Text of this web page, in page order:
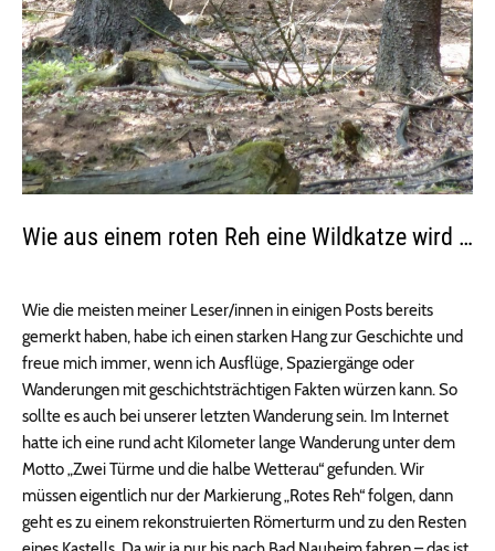
Wie aus einem roten Reh eine Wildkatze wird …
Wie die meisten meiner Leser/innen in einigen Posts bereits
gemerkt haben, habe ich einen starken Hang zur Geschichte und
freue mich immer, wenn ich Ausflüge, Spaziergänge oder
Wanderungen mit geschichtsträchtigen Fakten würzen kann. So
sollte es auch bei unserer letzten Wanderung sein. Im Internet
hatte ich eine rund acht Kilometer lange Wanderung unter dem
Motto „Zwei Türme und die halbe Wetterau“ gefunden. Wir
müssen eigentlich nur der Markierung „Rotes Reh“ folgen, dann
geht es zu einem rekonstruierten Römerturm und zu den Resten